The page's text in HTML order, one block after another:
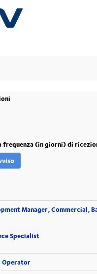
Deutschland in DSV
frequenza (in giorni) di
Manager, Commercial,
Specialist
Operator